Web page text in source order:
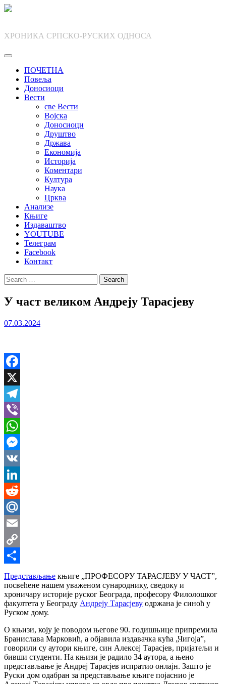
Skip
ХРОНИКА СРПСКО-РУСКИХ ОДНОСА
ПОЧЕТНА
Повеља
Доносиоци
Вести
све Вести
Војска
Доносиоци
Друштво
Држава
Економија
Историја
Коментари
Култура
Наука
Црква
Анализе
Књиге
Издаваштво
YOUTUBE
Телеграм
Facebook
Контакт
Search
for:
У част великом Андреју Тарасјеву
07.03.2024
Facebook
X
Telegram
Viber
WhatsApp
Messenger
VK
LinkedIn
Reddit
Mail.Ru
Email
Copy
Link
Share
Представљање књиге „ПРОФЕСОРУ ТАРАСЈЕВУ У ЧАСТ”,
посвећене нашем уваженом сународнику, сведоку и
хроничару историје руског Београда, професору Филолошког
факултета у Београду Андреју Тарасјеву одржана је синоћ у
Руском дому.
О књизи, коју је поводом његове 90. годишњице припремила
Бранислава Марковић, а објавила издавачка кућа „Чигоја”,
говорили су аутори књиге, син Алексеј Тарасјев, пријатељи и
бивши студенти. На књизи је радило 34 аутора, а њено
представљање је Андреј Тарасјев испратио онлајн. Зашто је
Руски дом одабран за представљање књиге појаснио је